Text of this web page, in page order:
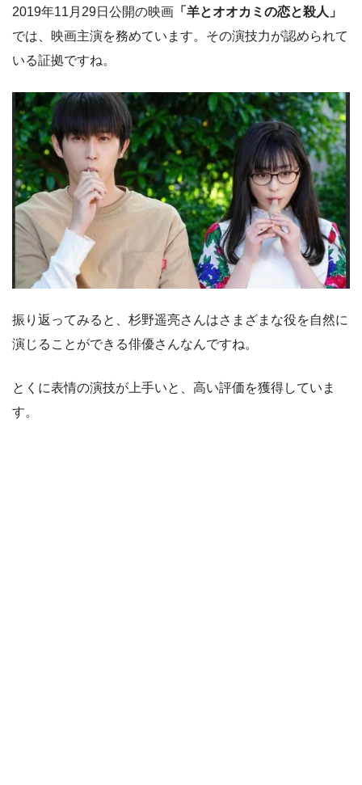
2019年11月29日公開の映画 「羊とオオカミの恋と殺人」
では、映画主演を務めています。その演技力が認められて
いる証拠ですね。
振り返ってみると、杉野遥亮さんはさまざまな役を自然に
演じることができる俳優さんなんですね。
とくに表情の演技が上手いと、高い評価を獲得していま
す。